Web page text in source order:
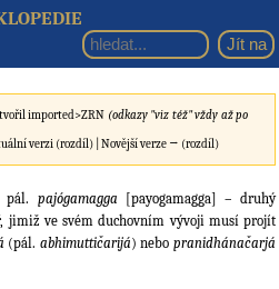
imported>ZRN (odkazy "viz též" vždy až po
verzi (rozdíl) | Novější verze → (rozdíl)
pál. pajógamagga [payogamagga] – druhý
jimiž ve svém duchovním vývoji musí projít
(pál. abhimuttičarijá) nebopranidhánačarjá